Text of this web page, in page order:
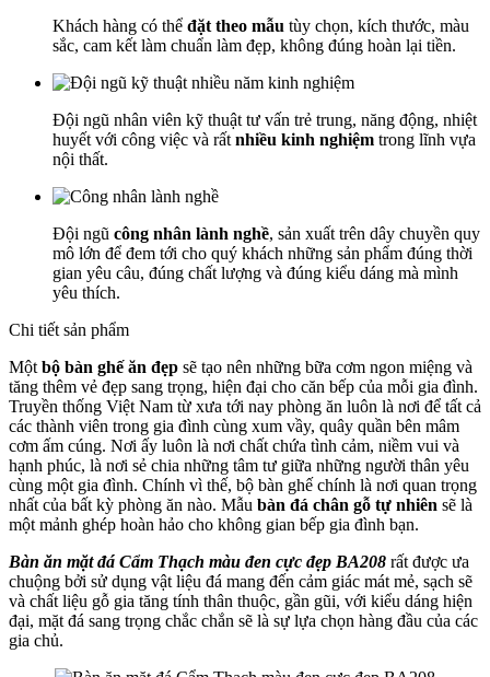
Khách hàng có thể đặt theo mẫu tùy chọn, kích thước, màu
sắc, cam kết làm chuẩn làm đẹp, không đúng hoàn lại tiền.
Đội ngũ nhân viên kỹ thuật tư vấn trẻ trung, năng động, nhiệt
huyết với công việc và rất nhiều kinh nghiệm trong lĩnh vựa
nội thất.
Đội ngũ công nhân lành nghề, sản xuất trên dây chuyền quy
mô lớn để đem tới cho quý khách những sản phẩm đúng thời
gian yêu câu, đúng chất lượng và đúng kiểu dáng mà mình
yêu thích.
Chi tiết sản phẩm
Một bộ bàn ghế ăn đẹp sẽ tạo nên những bữa cơm ngon miệng và
tăng thêm vẻ đẹp sang trọng, hiện đại cho căn bếp của mỗi gia đình.
Truyền thống Việt Nam từ xưa tới nay phòng ăn luôn là nơi để tất cả
các thành viên trong gia đình cùng xum vầy, quây quần bên mâm
cơm ấm cúng. Nơi ấy luôn là nơi chất chứa tình cảm, niềm vui và
hạnh phúc, là nơi sẻ chia những tâm tư giữa những người thân yêu
cùng một gia đình. Chính vì thế, bộ bàn ghế chính là nơi quan trọng
nhất của bất kỳ phòng ăn nào. Mẫu bàn đá chân gỗ tự nhiên sẽ là
một mảnh ghép hoàn hảo cho không gian bếp gia đình bạn.
Bàn ăn mặt đá Cẩm Thạch màu đen cực đẹp BA208 rất được ưa
chuộng bởi sử dụng vật liệu đá mang đến cảm giác mát mẻ, sạch sẽ
và chất liệu gỗ gia tăng tính thân thuộc, gần gũi, với kiểu dáng hiện
đại, mặt đá sang trọng chắc chắn sẽ là sự lựa chọn hàng đầu của các
gia chủ.